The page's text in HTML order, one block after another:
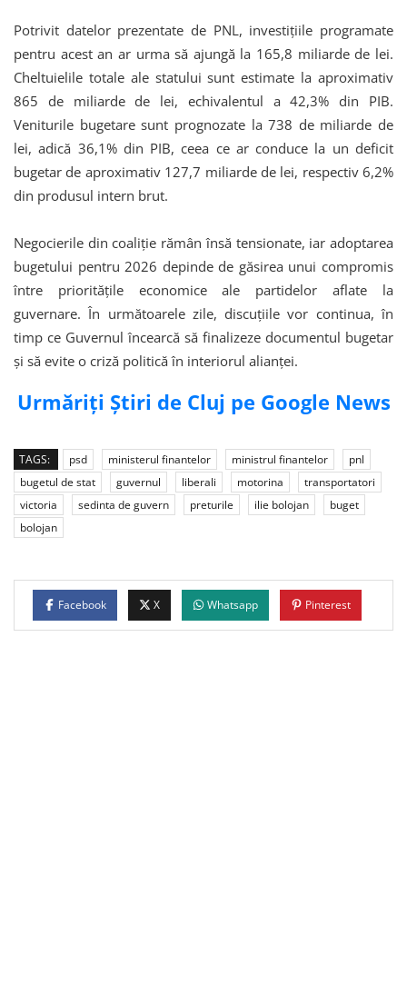
Potrivit datelor prezentate de PNL, investițiile programate
pentru acest an ar urma să ajungă la 165,8 miliarde de lei.
Cheltuielile totale ale statului sunt estimate la aproximativ
865 de miliarde de lei, echivalentul a 42,3% din PIB.
Veniturile bugetare sunt prognozate la 738 de miliarde de
lei, adică 36,1% din PIB, ceea ce ar conduce la un deficit
bugetar de aproximativ 127,7 miliarde de lei, respectiv 6,2%
din produsul intern brut.
Negocierile din coaliție rămân însă tensionate, iar adoptarea
bugetului pentru 2026 depinde de găsirea unui compromis
între prioritățile economice ale partidelor aflate la
guvernare. În următoarele zile, discuțiile vor continua, în
timp ce Guvernul încearcă să finalizeze documentul bugetar
și să evite o criză politică în interiorul alianței.
Urmăriți Știri de Cluj pe Google News
TAGS: psd ministerul finantelor ministrul finantelor
pnl
bugetul de stat
guvernul liberali motorina
transportatori
victoria
sedinta de guvern preturile ilie bolojan
buget
bolojan
Facebook X Whatsapp Pinterest